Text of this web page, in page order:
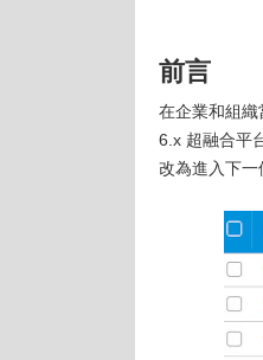
前言
在企業和組
6.x 超融合
改為進入下一